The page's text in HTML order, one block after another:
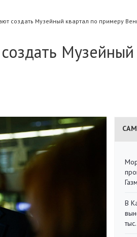
создать Музейный квартал по примеру
Музейный
В